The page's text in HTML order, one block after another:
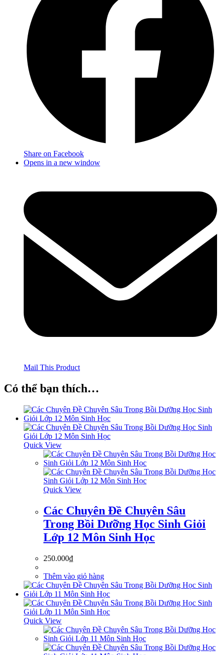
Share on Facebook
Opens in a new window
Mail This Product
Có thể bạn thích…
Quick View
Quick View
Các Chuyên Đề Chuyên Sâu
Trong Bồi Dưỡng Học Sinh Giỏi
Lớp 12 Môn Sinh Học
250.000₫
Thêm vào giỏ hàng
Quick View